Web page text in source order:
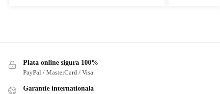
Plata online sigura 100%
PayPal / MasterCard / Visa
Garantie internationala